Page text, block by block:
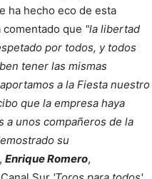
ha hecho eco de esta
que "la libertad
por todos, y todos
tener las mismas
a la Fiesta nuestro
que la empresa haya
a unos compañeros de la
su
Enrique Romero,